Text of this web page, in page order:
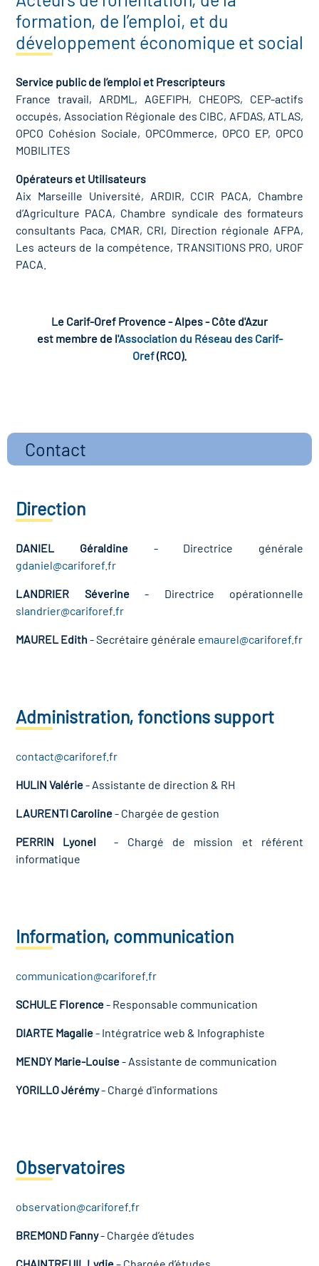
formation, de l’emploi, et du
développement économique et social
Service public de l’emploi et Prescripteurs
France travail, ARDML, AGEFIPH, CHEOPS, CEP-actifs
occupés, Association Régionale des CIBC, AFDAS, ATLAS,
OPCO Cohésion Sociale, OPCOmmerce, OPCO EP, OPCO
MOBILITES
Opérateurs et Utilisateurs
Aix Marseille Université, ARDIR, CCIR PACA, Chambre
d’Agriculture PACA, Chambre syndicale des formateurs
consultants Paca, CMAR, CRI, Direction régionale AFPA,
Les acteurs de la compétence, TRANSITIONS PRO, UROF
PACA.
Le Carif-Oref Provence - Alpes - Côte d'Azur
est membre de l'Association du Réseau des Carif-
Oref(RCO).
Contact
Direction
DANIEL Géraldine- Directrice générale
gdaniel@cariforef.fr
LANDRIER Séverine- Directrice opérationnelle
slandrier@cariforef.fr
MAUREL Edith- Secrétaire générale emaurel@cariforef.fr
Administration, fonctions support
contact@cariforef.fr
HULIN Valérie- Assistante de direction & RH
LAURENTI Caroline- Chargée de gestion
PERRIN Lyonel
- Chargé de mission et référent
informatique
Information, communication
communication@cariforef.fr
SCHULE Florence- Responsable communication
DIARTE Magalie- Intégratrice web & Infographiste
MENDY Marie-Louise- Assistante de communication
YORILLO Jérémy- Chargé d'informations
Observatoires
observation@cariforef.fr
BREMOND Fanny- Chargée d’études
CHAINTREUIL Lydie– Chargée d’études